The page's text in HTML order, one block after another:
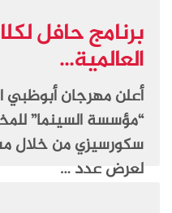
برنامج حافل
العالمية...
أعلن مهرجان أبوظبي
“مؤسسة السينما”
سكورسيزي من خلال
لعرض عدد …